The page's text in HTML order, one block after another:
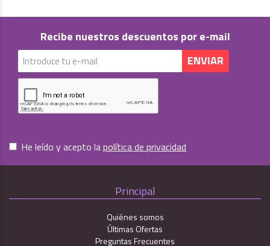
Recibe nuestros descuentos por e-mail
He leído y acepto lapolítica de privacidad
Principal
Quiénes somos
Últimas Ofertas
Preguntas Frecuentes